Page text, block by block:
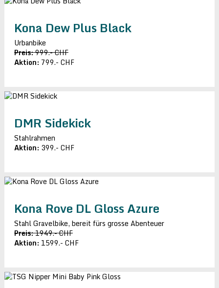
Kona Dew Plus Black
Urbanbike
Preis:999.- CHF
Aktion: 799.- CHF
DMR Sidekick
Stahlrahmen
Aktion: 399.- CHF
Kona Rove DL Gloss Azure
Stahl Gravelbike, bereit fürs grosse Abenteuer
Preis:1949.- CHF
Aktion: 1599.- CHF